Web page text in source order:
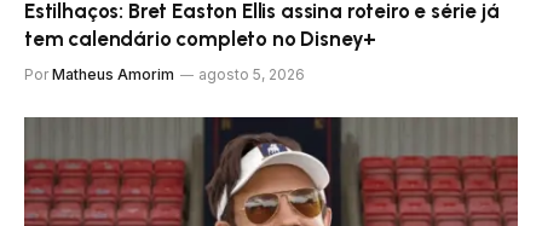
Estilhaços: Bret Easton Ellis assina roteiro e série já
tem calendário completo no Disney+
Por Matheus Amorim agosto 5, 2026